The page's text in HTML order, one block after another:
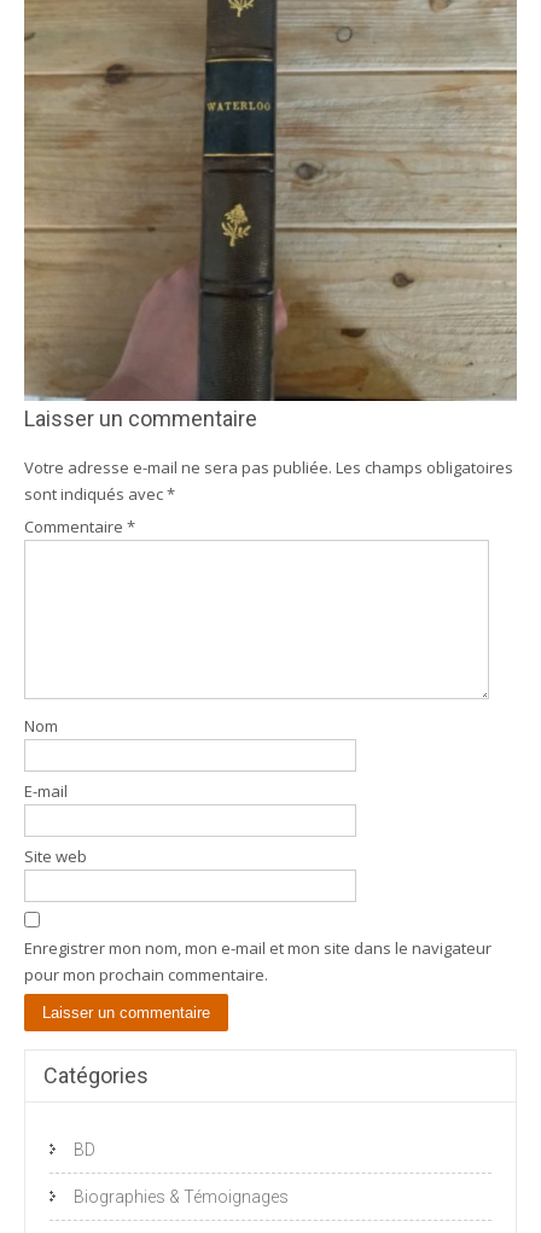
Laisser un commentaire
Votre adresse e-mail ne sera pas publiée. Les champs obligatoires
sont indiqués avec*
Commentaire *
Nom
E-mail
Site web
Enregistrer mon nom, mon e-mail et mon site dans le navigateur
pour mon prochain commentaire.
Catégories
BD
Biographies & Témoignages